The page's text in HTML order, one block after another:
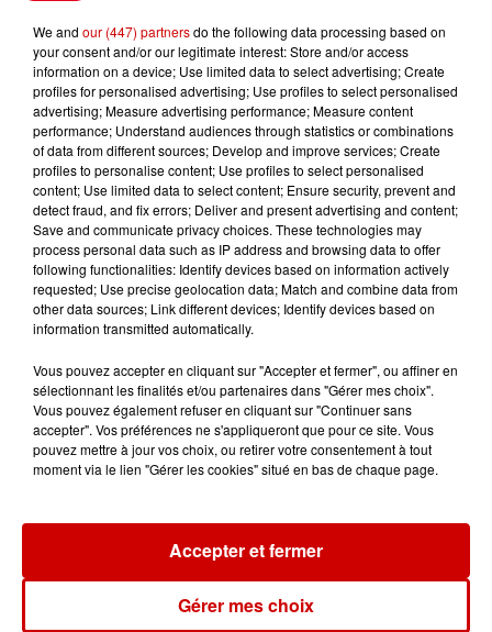
Gagnez vos entrées pour le
Musée du Sport Automobile au
Mans !
Alouette vous invite à
Futuroscope Xperiences !
Le Duel - Gagnez votre balade
en jet ski !
Newsletter
We and our (447) partnersdo the following data processing based on
your consent and/or our legitimate interest: Store and/or access
information on a device; Use limited data to select advertising; Create
profiles for personalised advertising; Use profiles to select personalised
advertising; Measure advertising performance; Measure content
performance; Understand audiences through statistics or combinations
of data from different sources; Develop and improve services; Create
profiles to personalise content; Use profiles to select personalised
content; Use limited data to select content; Ensure security, prevent and
detect fraud, and fix errors; Deliver and present advertising and content;
Save and communicate privacy choices. These technologies may
process personal data such as IP address and browsing data to offer
following functionalities: Identify devices based on information actively
requested; Use precise geolocation data; Match and combine data from
other data sources; Link different devices; Identify devices based on
information transmitted automatically.
Vous pouvez accepter en cliquant sur "Accepter et fermer", ou affiner en
sélectionnant les finalités et/ou partenaires dans "Gérer mes choix".
Vous pouvez également refuser en cliquant sur "Continuer sans
accepter". Vos préférences ne s'appliqueront que pour ce site. Vous
pouvez mettre à jour vos choix, ou retirer votre consentement à tout
moment via le lien "Gérer les cookies" situé en bas de chaque page.
Gérer mes choix
Accepter et fermer